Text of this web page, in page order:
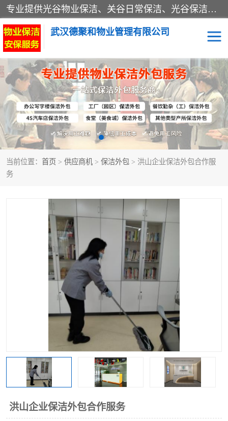
专业提供光谷物业保洁、关谷日常保洁、光谷保洁外包及武汉其他城区的单位日常保洁 武汉德聚和物业管理有限公司致力于打造中国专业物业保洁服务、日常保洁及其他保洁清洗外包服务。自公司成立以来提倡以先进的物业管理理念和模式经营，谋篇布局，以“至诚服务、精益求精、规范管理、锐意拓新”为质量方针，强化内部管理，为业主提供专业化、标准化和精细化的全方位物业服务，管理服务水平得到了广大业主和业内人士的一致好评。
武汉德聚和物业管理有限公司
当前位置： 首页 > 供应商机 > 保洁外包 > 洪山企业保洁外包合作服
务
洪山企业保洁外包合作服务
保洁外包